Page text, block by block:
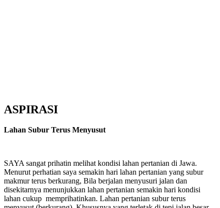
ASPIRASI
Lahan Subur Terus Menyusut
SAYA sangat prihatin melihat kondisi lahan pertanian di Jawa.
Menurut perhatian saya semakin hari lahan pertanian yang subur
makmur terus berkurang, Bila berjalan menyusuri jalan dan
disekitarnya menunjukkan lahan pertanian semakin hari kondisi
lahan cukup memprihatinkan. Lahan pertanian subur terus